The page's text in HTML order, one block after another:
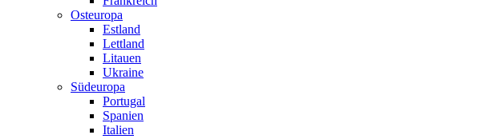
Osteuropa
Estland
Lettland
Litauen
Ukraine
Südeuropa
Portugal
Spanien
Italien